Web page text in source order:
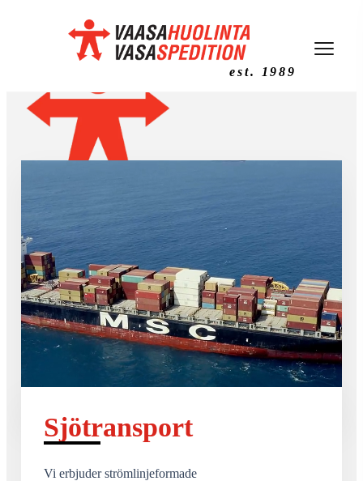
est. 1989
Sjötransport
Vi erbjuder strömlinjeformade